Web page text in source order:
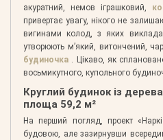
акуратний, немов іграшковий,
привертає увагу, нікого не
вигинами колод, з яких
утворюють м’який, витончений,
будиночка . Цікаво, як
восьмикутного, купольного
Круглий будинок із
площа 59,2 м²
На перший погляд, проект
будовою, але зазирнувши